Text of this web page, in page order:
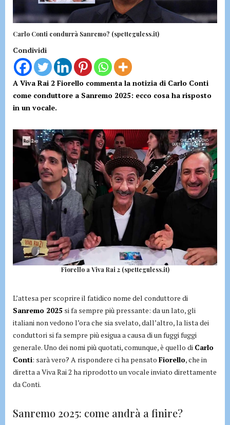
Carlo Conti condurrà Sanremo? (spetteguless.it)
Condividi
A Viva Rai 2 Fiorello commenta la notizia di Carlo Conti
come conduttore a Sanremo 2025: ecco cosa ha risposto
in un vocale.
Fiorello a Viva Rai 2 (spetteguless.it)
L’attesa per scoprire il fatidico nome del conduttore di
Sanremo 2025 si fa sempre più pressante: da un lato, gli
italiani non vedono l’ora che sia svelato, dall’altro, la lista dei
conduttori si fa sempre più esigua a causa di un fuggi fuggi
generale. Uno dei nomi più quotati, comunque, è quello di Carlo
Conti: sarà vero? A rispondere ci ha pensato Fiorello, che in
diretta a Viva Rai 2 ha riprodotto un vocale inviato direttamente
da Conti.
Sanremo 2025: come andrà a finire?